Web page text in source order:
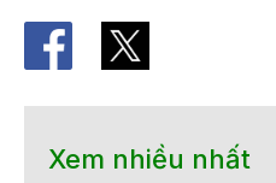
Xem nhiều nhất